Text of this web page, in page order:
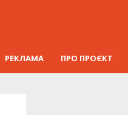
РЕКЛАМА ПРО ПРОЄКТ